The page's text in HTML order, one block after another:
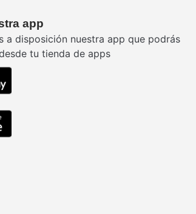
app
a disposición nuestra app que podrás
tu tienda de apps